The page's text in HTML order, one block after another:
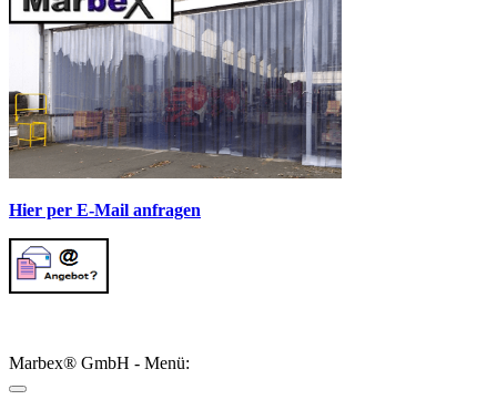
Hier per E-Mail anfragen
Marbex® GmbH - Menü: